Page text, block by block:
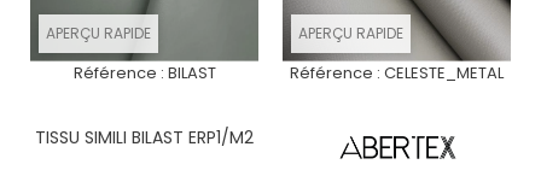
APERÇU RAPIDE
Référence : BILAST
TISSU SIMILI BILAST ERP1/M2
APERÇU RAPIDE
Référence : CELESTE_METAL